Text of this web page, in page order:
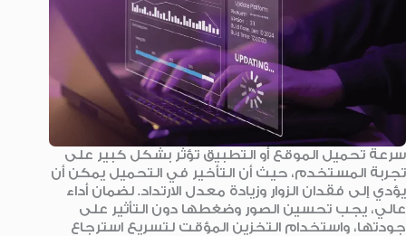
سرعة تحميل الموقع أو التطبيق تؤثر بشكل كبير على
تجربة المستخدم، حيث أن التأخير في التحميل يمكن أن
يؤدي إلى فقدان الزوار وزيادة معدل الارتداد. لضمان أداء
عالي، يجب تحسين الصور وضغطها دون التأثير على
جودتها، واستخدام التخزين المؤقت لتسريع استرجاع